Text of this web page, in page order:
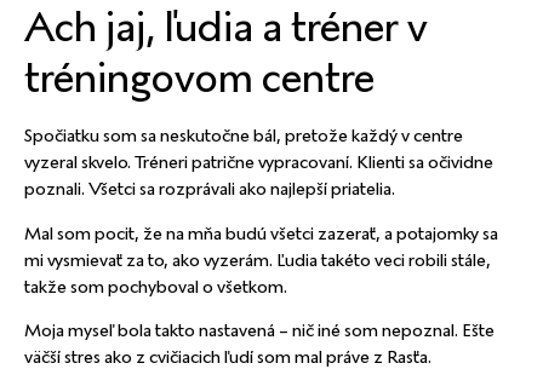
Ach jaj, ľudia a tréner v
tréningovom centre
Spočiatku som sa neskutočne bál, pretože každý v centre
vyzeral skvelo. Tréneri patrične vypracovaní. Klienti sa očividne
poznali. Všetci sa rozprávali ako najlepší priatelia.
Mal som pocit, že na mňa budú všetci zazerať, a potajomky sa
mi vysmievať za to, ako vyzerám. Ľudia takéto veci robili stále,
takže som pochyboval o všetkom.
Moja myseľ bola takto nastavená – nič iné som nepoznal. Ešte
väčší stres ako z cvičiacich ľudí som mal práve z Rasťa.